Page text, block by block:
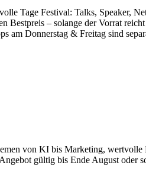
Tage Festival: Talks, Speaker,
Bestpreis – solange der Vorrat
am Donnerstag & Freitag sind
von KI bis Marketing,
gültig bis Ende August oder